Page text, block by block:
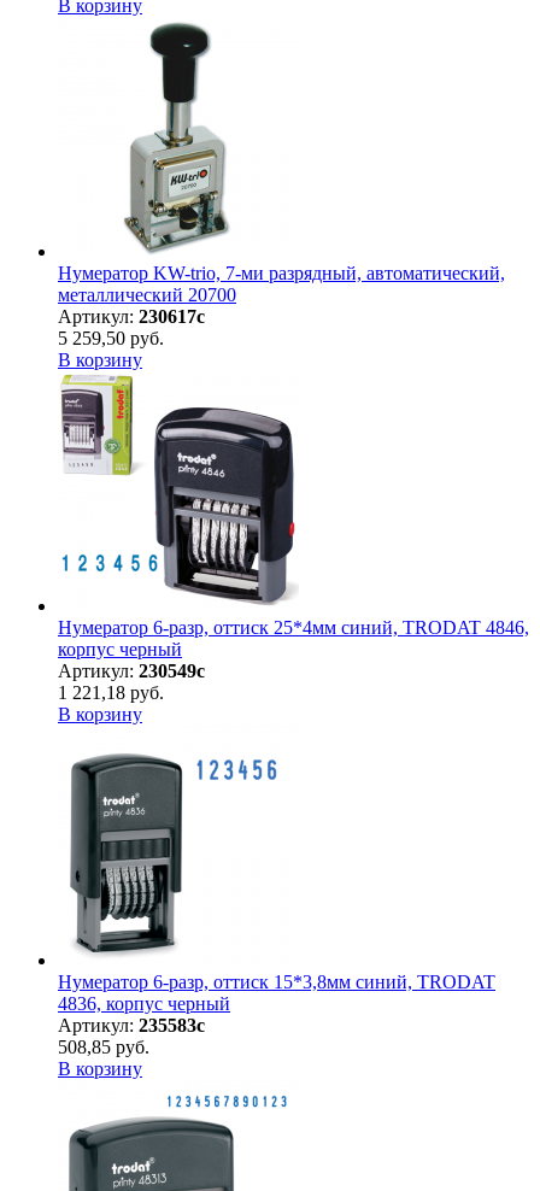
В корзину
Нумератор KW-trio, 7-ми разрядный, автоматический,
металлический 20700
Артикул: 230617с
5 259,50 руб.
В корзину
Нумератор 6-разр, оттиск 25*4мм синий, TRODAT 4846,
корпус черный
Артикул: 230549с
1 221,18 руб.
В корзину
Нумератор 6-разр, оттиск 15*3,8мм синий, TRODAT
4836, корпус черный
Артикул: 235583с
508,85 руб.
В корзину